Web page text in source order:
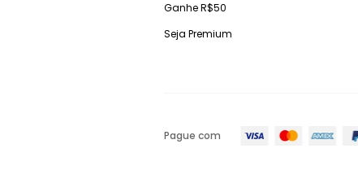
Ganhe R$50
Seja Premium
Pague com